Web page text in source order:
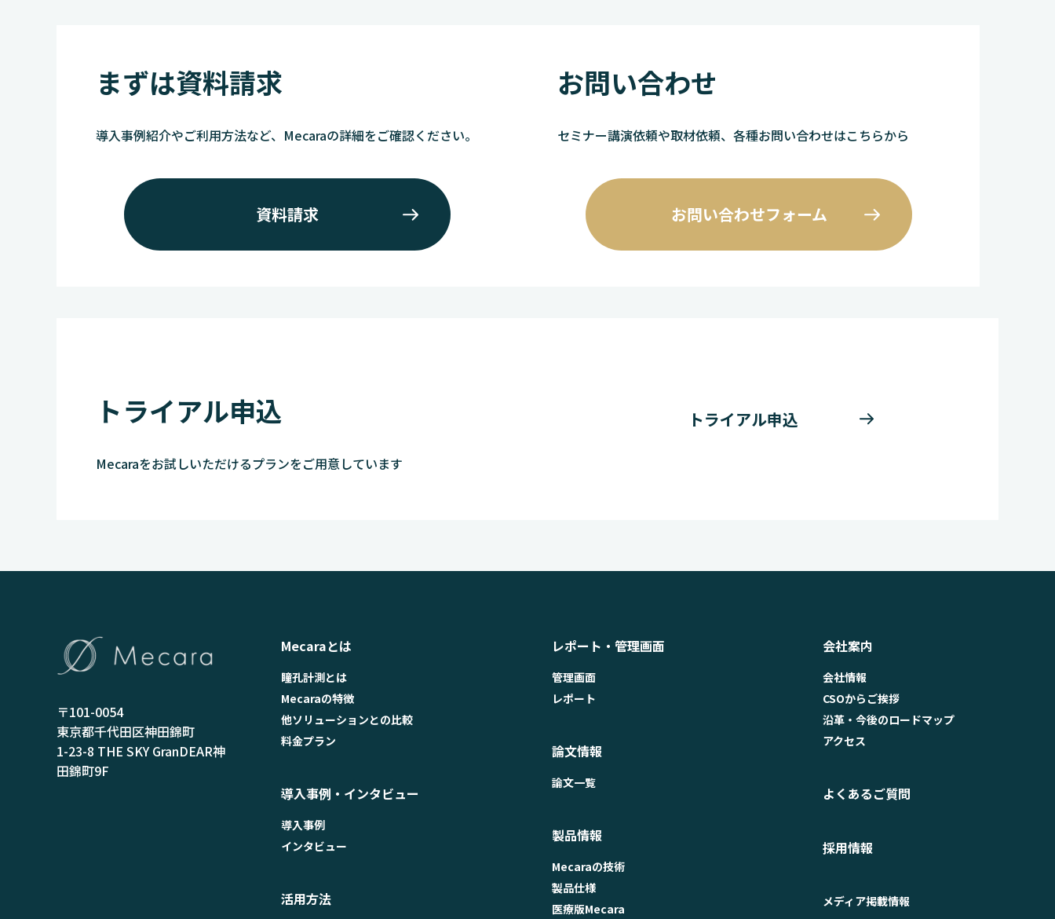
まずは資料請求
導入事例紹介やご利用方法など、Mecaraの詳細をご確認ください。
資料請求
お問い合わせ
セミナー講演依頼や取材依頼、各種お問い合わせはこちらから
お問い合わせフォーム
トライアル申込
Mecaraをお試しいただけるプランをご用意しています
トライアル申込
〒101-0054
東京都千代田区神田錦町
1-23-8 THE SKY GranDEAR神
田錦町9F
Mecaraとは
瞳孔計測とは
Mecaraの特徴
他ソリューションとの比較
料金プラン
導入事例・インタビュー
導入事例
インタビュー
活用方法
レポート・管理画面
管理画面
レポート
論文情報
論文一覧
製品情報
Mecaraの技術
製品仕様
医療版Mecara
会社案内
会社情報
CSOからご挨拶
沿革・今後のロードマップ
アクセス
よくあるご質問
採用情報
メディア掲載情報